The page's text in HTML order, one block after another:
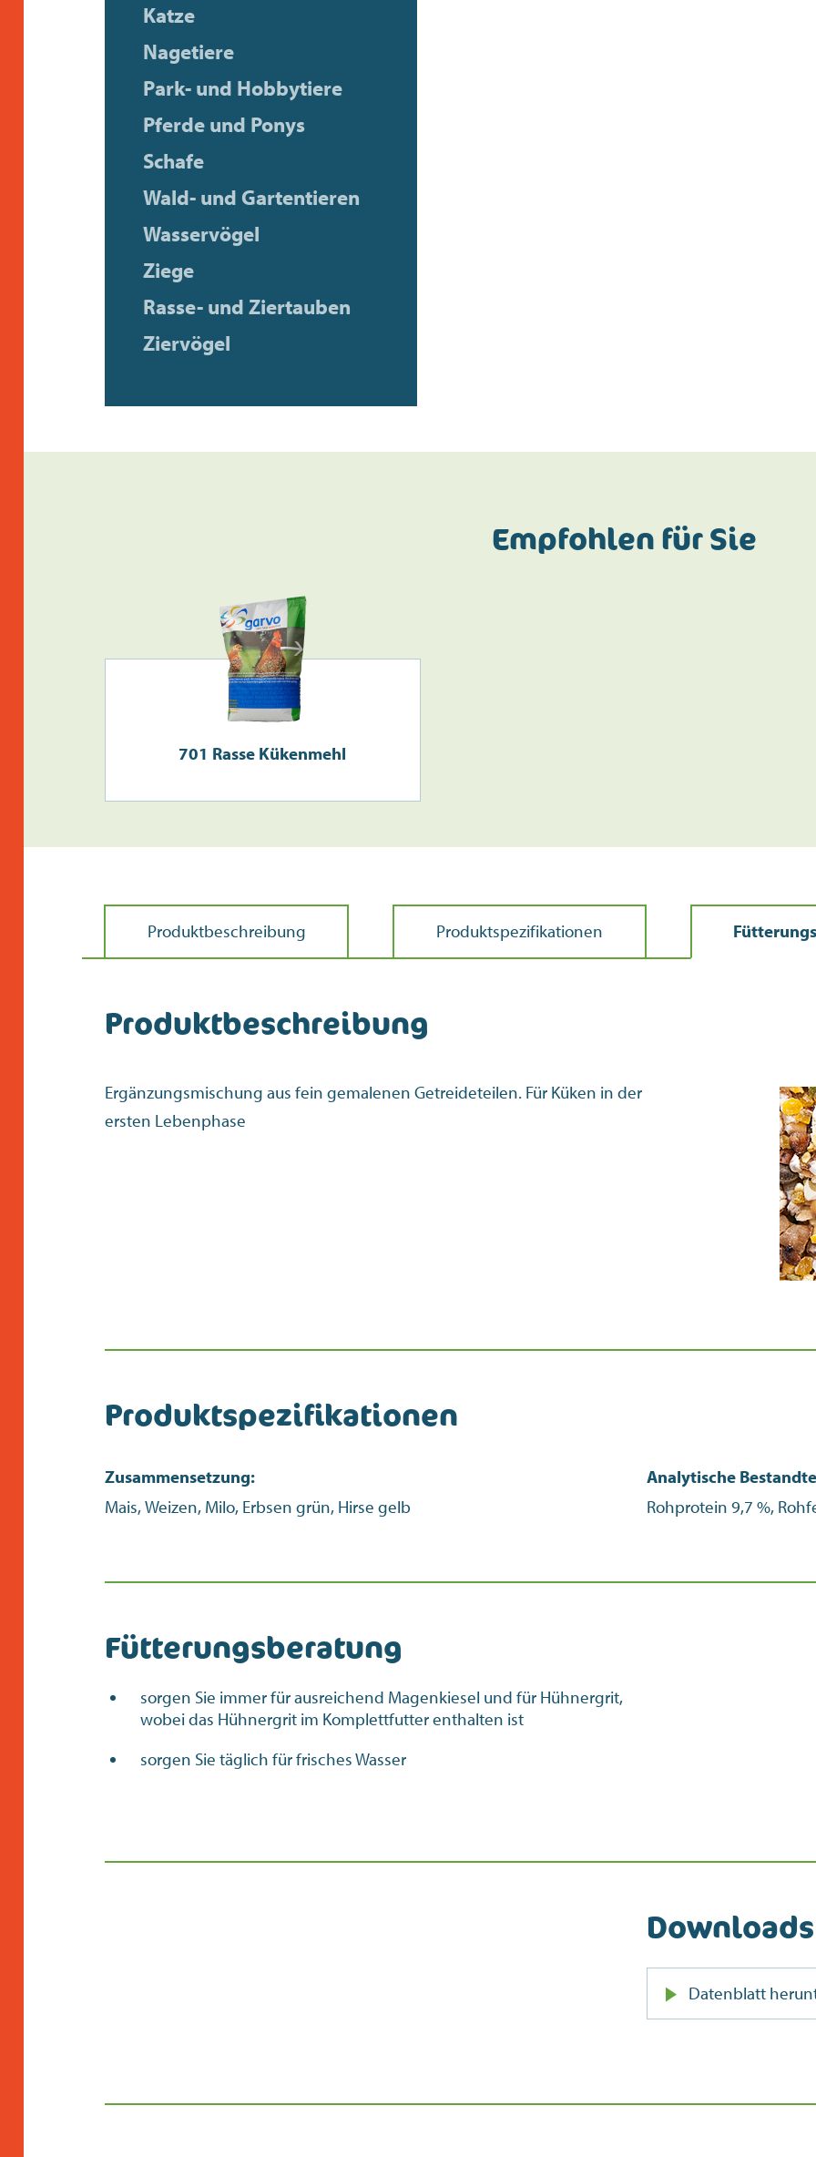
Katze
Nagetiere
Park- und Hobbytiere
Pferde und Ponys
Schafe
Wald- und Gartentieren
Wasservögel
Ziege
Rasse- und Ziertauben
Ziervögel
Empfohlen für Sie
701 Rasse Kükenmehl
Produktbeschreibung Produktspezifikationen
Produktbeschreibung
Ergänzungsmischung aus fein gemalenen Getreideteilen. Für Küken in der
ersten Lebenphase
Produktspezifikationen
Zusammensetzung:
Mais, Weizen, Milo, Erbsen grün, Hirse gelb
Analytische
Rohprotein 9,7 %,
Fütterungsberatung
sorgen Sie immer für ausreichend Magenkiesel und für Hühnergrit,
wobei das Hühnergrit im Komplettfutter enthalten ist
sorgen Sie täglich für frisches Wasser
Downloads
Datenblatt